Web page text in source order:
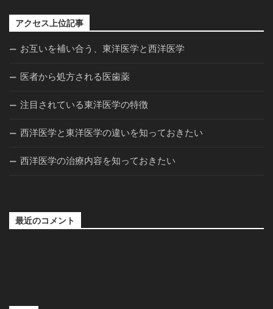
アクセス上位記事
お互いを補い合う、東洋医学と西洋医学
医者から処方される医歯薬
注目されている東洋医学の特徴
西洋医学と東洋医学の違いを知っておきたい
西洋医学の治療内容を知っておきたい
最近のコメント